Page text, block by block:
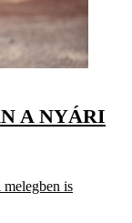
A NYÁRI
is